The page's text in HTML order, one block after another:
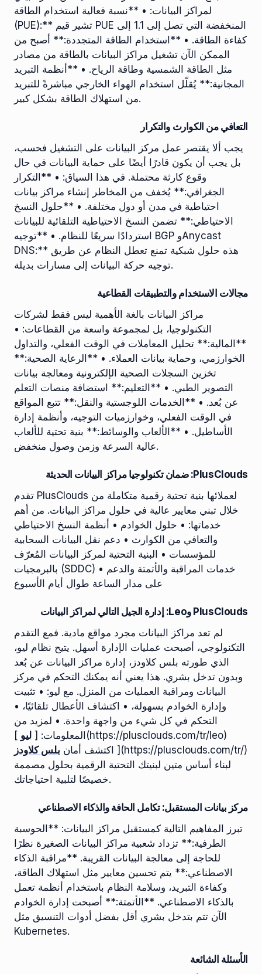
لمراكز البيانات: • **نسبة فعالية استخدام الطاقة
(PUE):** تشير قيم PUE المنخفضة التي تصل إلى 1.1 إلى
كفاءة الطاقة. • **استخدام الطاقة المتجددة:** أصبح من
الممكن الآن تشغيل مراكز البيانات بالطاقة من مصادر
مثل الطاقة الشمسية وطاقة الرياح. • **أنظمة التبريد
المجانية:** يُقلّل استخدام الهواء الخارجي مباشرةً للتبريد
من استهلاك الطاقة بشكل كبير.
التعافي من الكوارث والتكرار
يجب ألا يقتصر عمل مركز البيانات على التشغيل فحسب،
بل يجب أن يكون قادرًا أيضًا على حماية البيانات في حال
وقوع كارثة محتملة. في هذا السياق: • **التكرار
الجغرافي:** يُخفف من المخاطر إنشاء مراكز بيانات
احتياطية في مدن أو دول مختلفة. • **حلول النسخ
الاحتياطي:** تضمن النسخ الاحتياطية التلقائية للبيانات
استردادًا سريعًا للنظام. • **توجيه BGP وAnycast
DNS:** هذه حلول شبكية تمنع تعطل النظام عن طريق
توجيه حركة البيانات إلى مسارات بديلة.
مجالات الاستخدام والتطبيقات القطاعية
مراكز البيانات بالغة الأهمية ليس فقط لشركات
التكنولوجيا، بل لمجموعة واسعة من القطاعات: •
**المالية:** تحليل المعاملات في الوقت الفعلي، والتداول
الخوارزمي، وحماية بيانات العملاء. • **الرعاية الصحية:**
تخزين السجلات الصحية الإلكترونية ومعالجة بيانات
التصوير الطبي. • **التعليم:** استضافة منصات التعلم
عن بُعد. • **الخدمات اللوجستية والنقل:** تتبع المواقع
في الوقت الفعلي، وخوارزميات التوجيه، وأنظمة إدارة
الأساطيل. • **الألعاب والوسائط:** بنية تحتية للألعاب
عالية السرعة وزمن وصول منخفض.
PlusClouds: ضمان تكنولوجيا مراكز البيانات الحديثة
تقدم PlusClouds لعملائها بنية تحتية رقمية متكاملة من
خلال تبني معايير عالية في حلول مراكز البيانات. من أهم
خدماتها: • حلول الخوادم • أنظمة النسخ الاحتياطي
والتعافي من الكوارث • دعم نقل البيانات السحابية
للمؤسسات • البنية التحتية لمركز البيانات المُعرّف
بالبرمجيات (SDDC) • خدمات المراقبة والأتمتة والدعم
على مدار الساعة طوال أيام الأسبوع
PlusClouds وLeo: إدارة الجيل التالي لمراكز البيانات
لم تعد مراكز البيانات مجرد مواقع مادية. فمع التقدم
التكنولوجي، أصبحت عمليات الإدارة أسهل. يتيح نظام ليو،
الذي طورته بلس كلاودز، إدارة مراكز البيانات عن بُعد
وبدون تدخل بشري. هذا يعني أنه يمكنك التحكم في مركز
البيانات ومراقبة العمليات من المنزل. مع ليو: • تثبيت
وإدارة الخوادم بسهولة، • اكتشاف الأعطال تلقائيًا، •
التحكم في كل شيء من واجهة واحدة. • لمزيد من
المعلومات: [ ليو ](https://plusclouds.com/tr/leo)
اكتشف أمان بلس كلاودز
](https://plusclouds.com/tr/)
لبناء أساس متين لبنيتك التحتية الرقمية بحلول مصممة
خصيصًا لتلبية احتياجاتك.
مركز بيانات المستقبل: تكامل الحافة والذكاء الاصطناعي
تبرز المفاهيم التالية كمستقبل مراكز البيانات: **الحوسبة
الطرفية:** تزداد شعبية مراكز البيانات الصغيرة نظرًا
للحاجة إلى معالجة البيانات القريبة. **مراقبة الذكاء
الاصطناعي:** يتم تحسين معايير مثل استهلاك الطاقة،
وكفاءة التبريد، وسلامة النظام باستخدام أنظمة تعمل
بالذكاء الاصطناعي. **الأتمتة:** أصبحت إدارة الخوادم
الآن تتم بتدخل بشري أقل بفضل أدوات التنسيق مثل
Kubernetes.
الأسئلة الشائعة